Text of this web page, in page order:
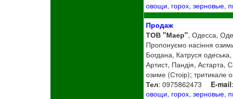
овощи, горох,зерновые,
Продаж
ТОВ "Маер", Одесса,
Пропонуємо насіння
Богдана, Катруся
Артист, Пандія, Астарта,
озиме (Стоір);
Тел: 0975862473 E-mail
овощи, горох,зерновые,